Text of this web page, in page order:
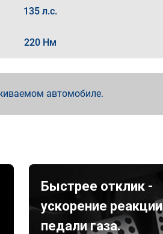
135 л.с.
220 Нм
автомобиле.
Быстрее отклик -
ускорение реакции
педали газа.